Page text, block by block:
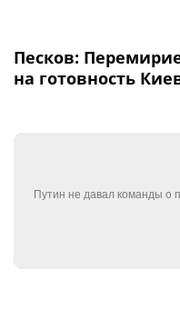
Песков:
на готовность